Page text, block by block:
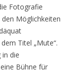
Fotografie
den Möglichkeiten
Titel „Mute“.
die
Bühne für